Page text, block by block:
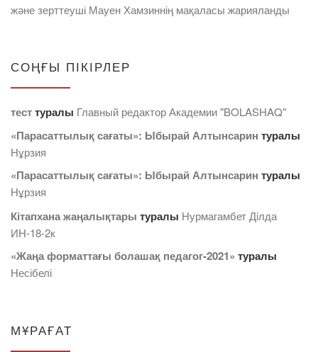
және зерттеуші Мауен Хамзиннің мақаласы жарияланды
СОҢҒЫ ПІКІРЛЕР
тесттуралы Главный редактор Академии "BOLASHAQ"
«Парасаттылық сағаты»: Ыбырай Алтынсарин туралы
Нұрзия
«Парасаттылық сағаты»: Ыбырай Алтынсарин туралы
Нұрзия
Кітапхана жаңалықтары туралы Нурмагамбет Дiлда
ИН-18-2к
«Жаңа форматтағы болашақ педагог-2021» туралы
Несібелі
МҰРАҒАТ